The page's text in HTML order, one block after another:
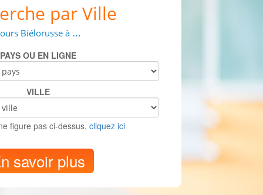
par Ville
Biélorusse à …
PAYS OU EN LIGNE
VILLE
figure pas ci-dessus, cliquez ici
savoir plus